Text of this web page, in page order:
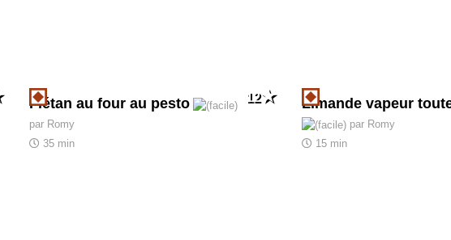
Flétan au four au pesto
par Romy
35 min
12 Limande vapeur
par Romy
15 min